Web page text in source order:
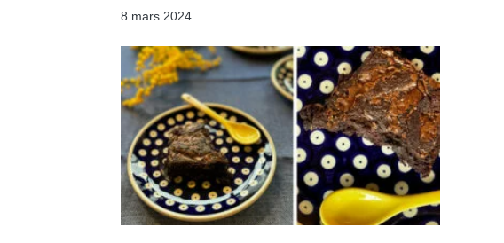
8 mars 2024